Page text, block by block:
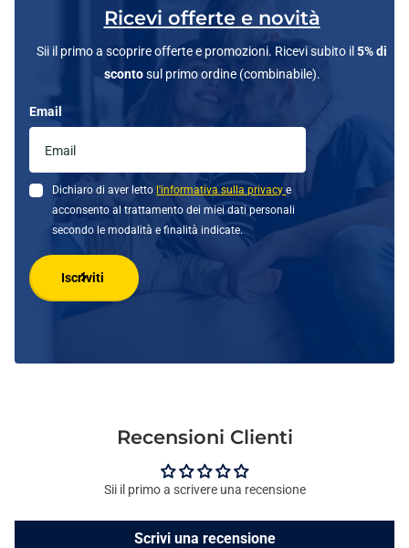
Ricevi offerte e novità
Sii il primo a scoprire offerte e promozioni. Ricevi subito il 5% di
scontosul primo ordine (combinabile).
Email
Dichiaro di aver letto l'informativa sulla privacye
acconsento al trattamento dei miei dati personali
secondo le modalità e finalità indicate.
Iscriviti
Recensioni Clienti
Sii il primo a scrivere una recensione
Scrivi una recensione